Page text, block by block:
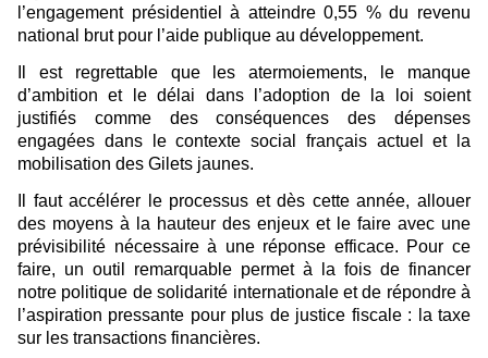
l’engagement présidentiel à atteindre 0,55 % du revenu
national brut pour l’aide publique au développement.
Il est regrettable que les atermoiements, le manque
d’ambition et le délai dans l’adoption de la loi soient
justifiés comme des conséquences des dépenses
engagées dans le contexte social français actuel et la
mobilisation des Gilets jaunes.
Il faut accélérer le processus et dès cette année, allouer
des moyens à la hauteur des enjeux et le faire avec une
prévisibilité nécessaire à une réponse efficace. Pour ce
faire, un outil remarquable permet à la fois de financer
notre politique de solidarité internationale et de répondre à
l’aspiration pressante pour plus de justice fiscale : la taxe
sur les transactions financières.